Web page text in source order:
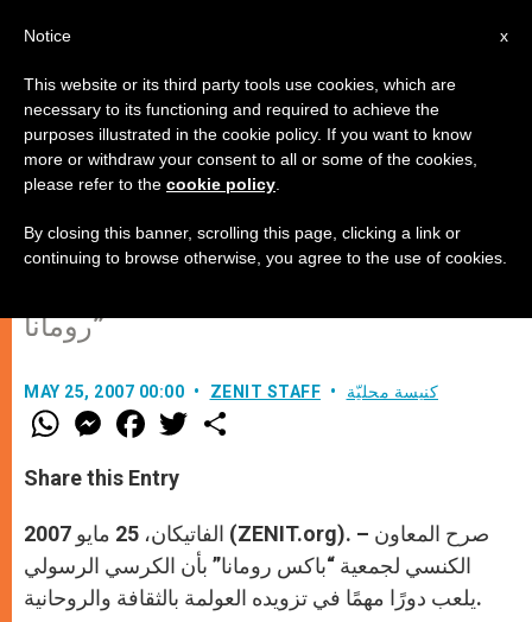
الكرسي الرسولي يلعب دورًا مهمًا في
تزويد العولمة بالثقافة والروحانية
رومانا”
MAY 25, 2007 00:00 ZENIT STAFF كنيسة محليّة
W
h
t
s
p
p
M
e
s
e
g
e
r
F
a
e
b
o
k
w
r
Share this Entry
الفاتيكان، 25 مايو 2007 (ZENIT.org). – صرح المعاون
الكنسي لجمعية “باكس رومانا” بأن الكرسي الرسولي
يلعب دورًا مهمًا في تزويده العولمة بالثقافة والروحانية.
x
Notice
This website or its third party tools use cookies, which are
necessary to its functioning and required to achieve the
purposes illustrated in the cookie policy. If you want to know
more or withdraw your consent to all or some of the cookies,
please refer to the cookie policy
By closing this banner, scrolling this page, clicking a link or
continuing to browse otherwise, you agree to the use of cookies.